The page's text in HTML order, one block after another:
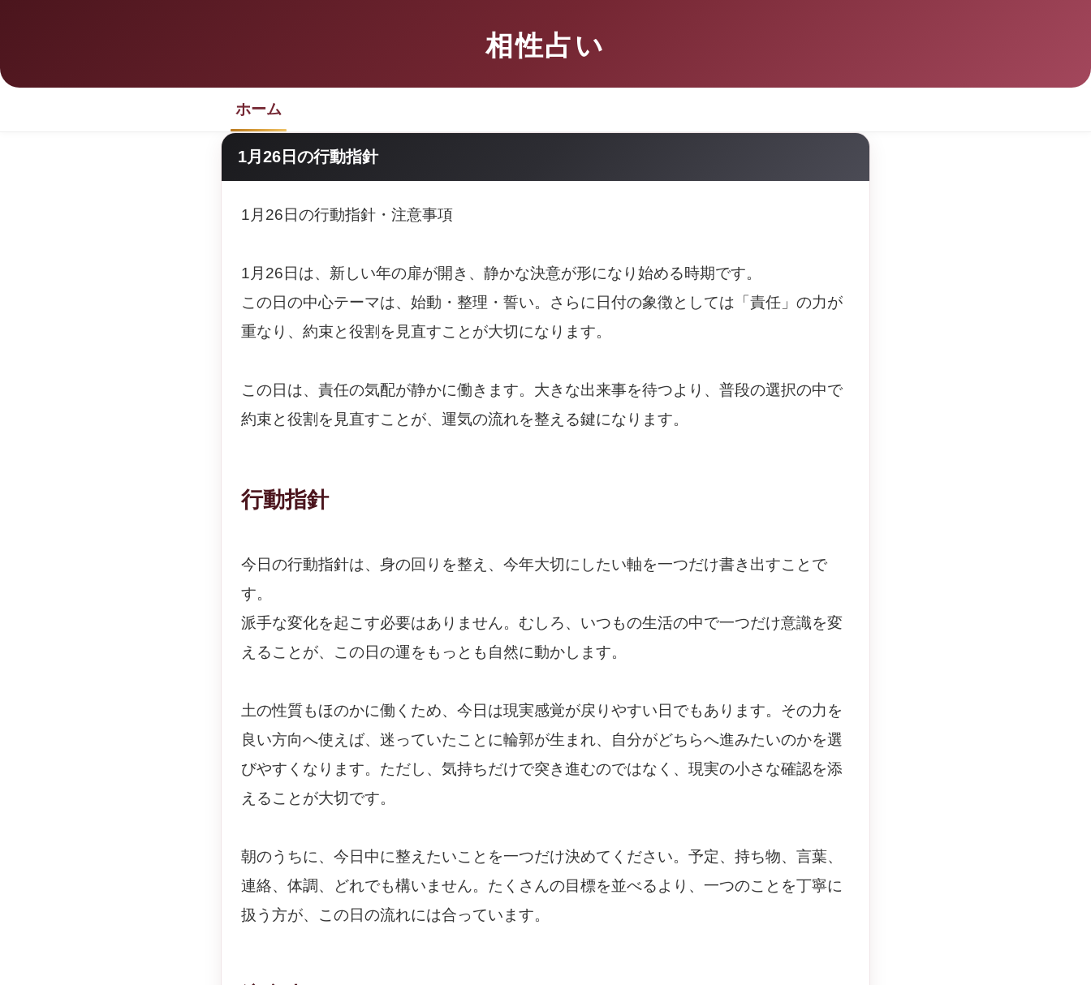
相性占い
ホーム
1月26日の行動指針
1月26日の行動指針・注意事項
1月26日は、新しい年の扉が開き、静かな決意が形になり始める時期です。
この日の中心テーマは、始動・整理・誓い。さらに日付の象徴としては「責任」の力が
重なり、約束と役割を見直すことが大切になります。
この日は、責任の気配が静かに働きます。大きな出来事を待つより、普段の選択の中で
約束と役割を見直すことが、運気の流れを整える鍵になります。
行動指針
今日の行動指針は、身の回りを整え、今年大切にしたい軸を一つだけ書き出すことで
す。
派手な変化を起こす必要はありません。むしろ、いつもの生活の中で一つだけ意識を変
えることが、この日の運をもっとも自然に動かします。
土の性質もほのかに働くため、今日は現実感覚が戻りやすい日でもあります。その力を
良い方向へ使えば、迷っていたことに輪郭が生まれ、自分がどちらへ進みたいのかを選
びやすくなります。ただし、気持ちだけで突き進むのではなく、現実の小さな確認を添
えることが大切です。
朝のうちに、今日中に整えたいことを一つだけ決めてください。予定、持ち物、言葉、
連絡、体調、どれでも構いません。たくさんの目標を並べるより、一つのことを丁寧に
扱う方が、この日の流れには合っています。